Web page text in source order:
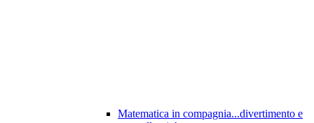
Matematica in compagnia...divertimento e